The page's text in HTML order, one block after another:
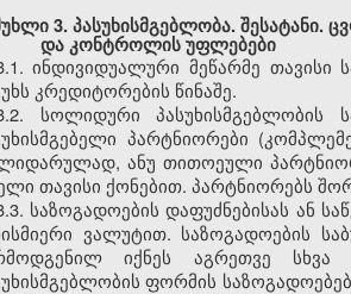
3. პასუხისმგებლობა. შესატანი.
და კონტროლის უფლებები
ინდივიდუალური მეწარმე თავისი
კრედიტორების წინაშე.
სოლიდური პასუხისმგებლობის
პარტნიორები
ანუ თითოეული
თავისი ქონებით. პარტნიორებს
საზოგადოების დაფუძნებისას ან
ვალუტით. საზოგადოების
იქნეს აგრეთვე სხვა
ფორმის